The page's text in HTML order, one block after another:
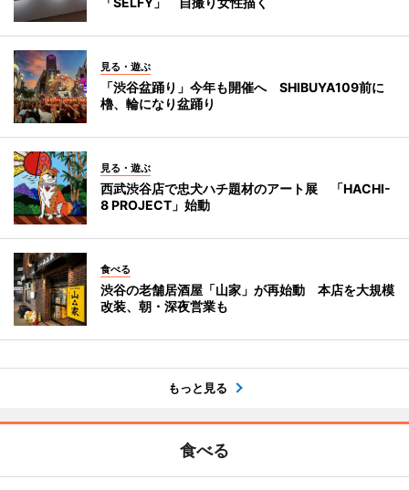
見る・遊ぶ
「渋谷盆踊り」今年も開催へ SHIBUYA109前に
櫓、輪になり盆踊り
見る・遊ぶ
西武渋谷店で忠犬ハチ題材のアート展 「HACHI-
8 PROJECT」始動
食べる
渋谷の老舗居酒屋「山家」が再始動 本店を大規模
改装、朝・深夜営業も
もっと見る
食べる